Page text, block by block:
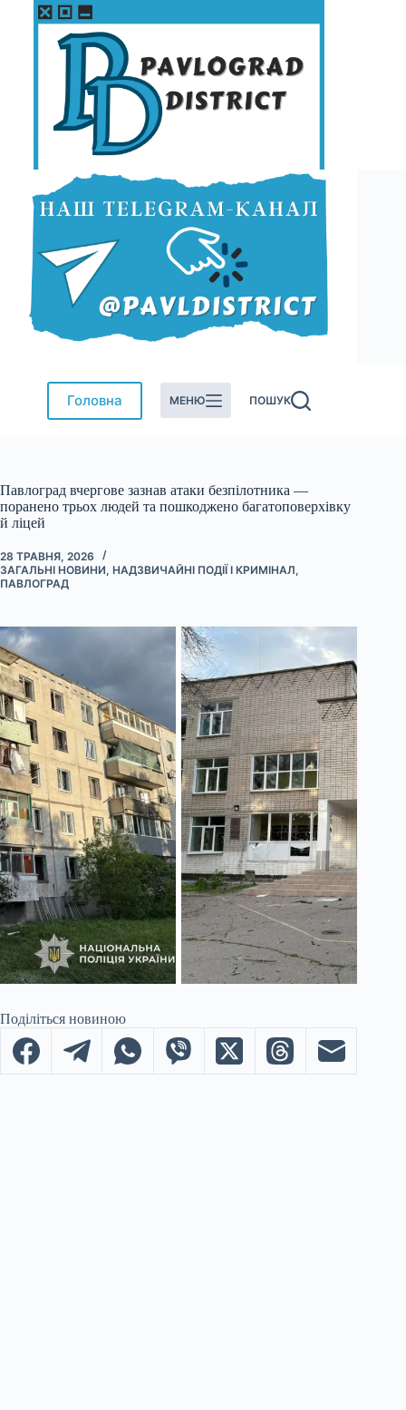
Перейти
Головна МЕНЮ ПОШУК
Павлоград вчергове зазнав атаки безпілотника —
поранено трьох людей та пошкоджено багатоповерхівку
й ліцей
28 ТРАВНЯ, 2026
ЗАГАЛЬНІ НОВИНИ, НАДЗВИЧАЙНІ ПОДІЇ І КРИМІНАЛ,
ПАВЛОГРАД
Поділіться новиною